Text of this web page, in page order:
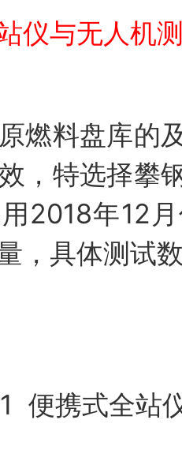
仪与无人机
料盘库的及
，特选择攀
2018年12
，具体测试
便携式全站